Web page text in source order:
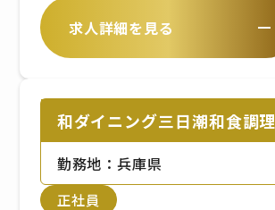
求人詳細を見る
和ダイニング三日潮和食調理
勤務地：兵庫県
正社員